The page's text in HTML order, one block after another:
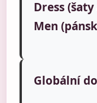
Dress
Men
Globální